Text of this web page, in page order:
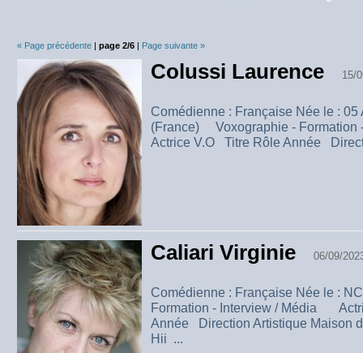
« Page précédente | page 2/6 | Page suivante »
Colussi Laurence 15/
Comédienne : Française Née le : 05
(France) Voxographie -
Actrice V.O Titre Rôle Année
Caliari Virginie 06/09/
Comédienne : Française Née le :
Formation - Interview / Média
Année Direction Artistique Maison
Hii ...